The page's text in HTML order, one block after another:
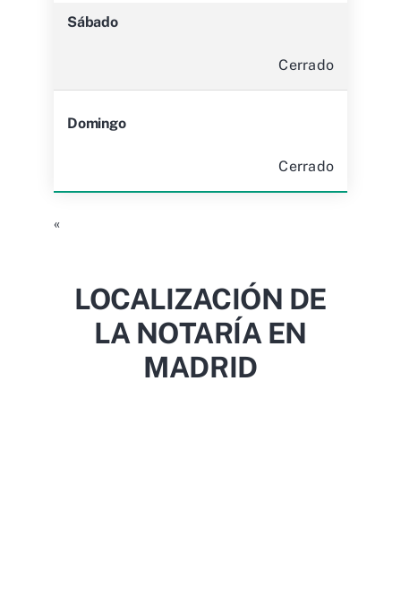
Sábado
Cerrado
Domingo
Cerrado
«
LOCALIZACIÓN DE
LA NOTARÍA EN
MADRID